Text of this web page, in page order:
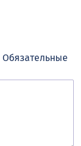
Обязательные